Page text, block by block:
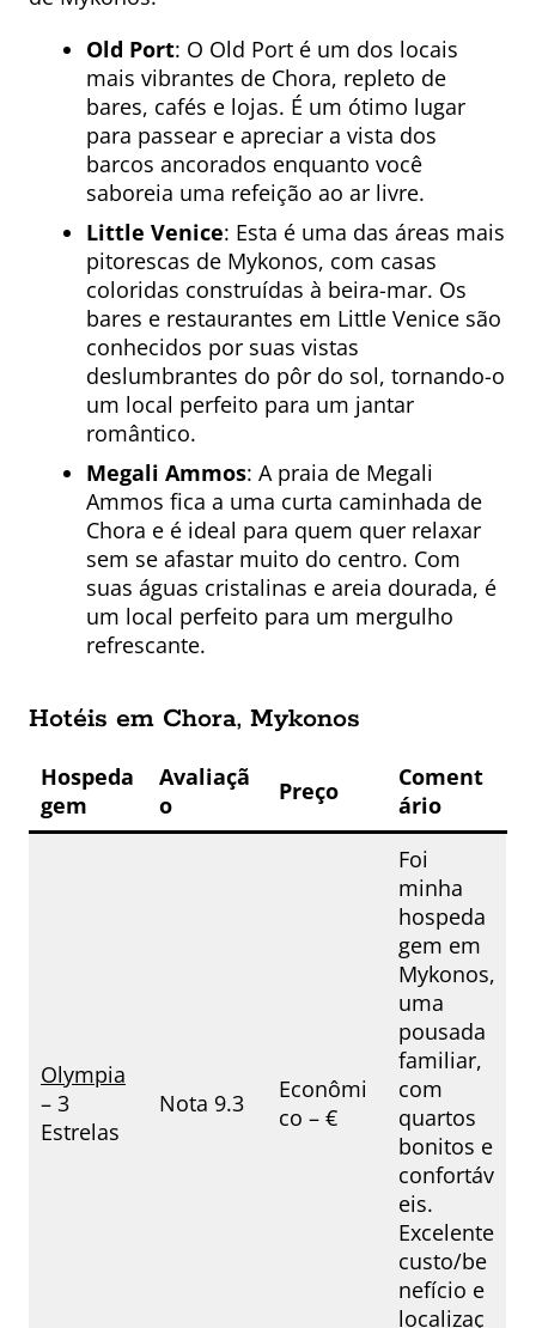
Old Port: O Old Port é um dos locais
mais vibrantes de Chora, repleto de
bares, cafés e lojas. É um ótimo lugar
para passear e apreciar a vista dos
barcos ancorados enquanto você
saboreia uma refeição ao ar livre.
Little Venice: Esta é uma das áreas mais
pitorescas de Mykonos, com casas
coloridas construídas à beira-mar. Os
bares e restaurantes em Little Venice são
conhecidos por suas vistas
deslumbrantes do pôr do sol, tornando-o
um local perfeito para um jantar
romântico.
Megali Ammos: A praia de Megali
Ammos fica a uma curta caminhada de
Chora e é ideal para quem quer relaxar
sem se afastar muito do centro. Com
suas águas cristalinas e areia dourada, é
um local perfeito para um mergulho
refrescante.
Hotéis em Chora, Mykonos
Hospeda
gem
Avaliaçã
o
Preço
Coment
ário
Olympia
– 3
Estrelas
Nota 9.3
Econômi
co – €
Foi
minha
hospeda
gem em
Mykonos,
uma
pousada
familiar,
com
quartos
bonitos e
confortáv
eis.
Excelente
custo/be
nefício e
localizaç